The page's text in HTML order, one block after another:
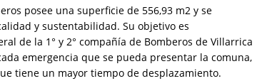
posee una superficie de 556,93 m2 y se
y sustentabilidad. Su objetivo es
de la 1° y 2° compañía de Bomberos de Villarrica
emergencia que se pueda presentar la comuna,
tiene un mayor tiempo de desplazamiento.